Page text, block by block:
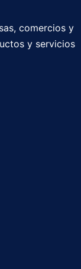
comercios y
y servicios